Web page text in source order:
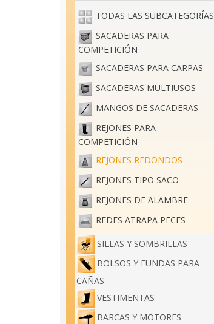
TODAS LAS SUBCATEGORÍAS
SACADERAS PARA
COMPETICIÓN
SACADERAS PARA CARPAS
SACADERAS MULTIUSOS
MANGOS DE SACADERAS
REJONES PARA
COMPETICIÓN
REJONES REDONDOS
REJONES TIPO SACO
REJONES DE ALAMBRE
REDES ATRAPA PECES
SILLAS Y SOMBRILLAS
BOLSOS Y FUNDAS PARA
CAÑAS
VESTIMENTAS
BARCAS Y MOTORES